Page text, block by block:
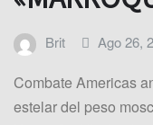
Brit Ago 26,
Combate Americas
estelar del peso